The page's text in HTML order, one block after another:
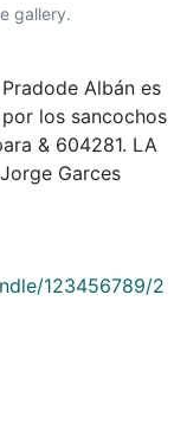
gallery.
Albán es
los sancochos
& 604281. LA
Garces
123456789/2